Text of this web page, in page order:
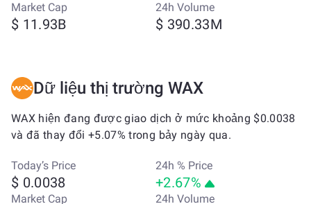
Market Cap
$ 11.93B
24h Volume
$ 390.33M
Dữ liệu thị trường WAX
WAX hiện đang được giao dịch ở mức khoảng $0.0038
và đã thay đổi +5.07% trong bảy ngày qua.
Today’s Price
$ 0.0038
24h % Price
+2.67%
Market Cap 24h Volume